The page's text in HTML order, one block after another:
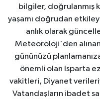
bilgiler, doğrulanmış
yaşamı doğrudan
anlık olarak
Meteoroloji'den
gününüzü
önemli olan Isparta
vakitleri, Diyanet
Vatandaşların ibadet